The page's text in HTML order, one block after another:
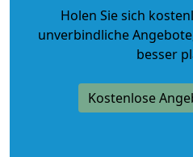
Holen Sie sich
unverbindliche Angebote
besser
Kostenlose